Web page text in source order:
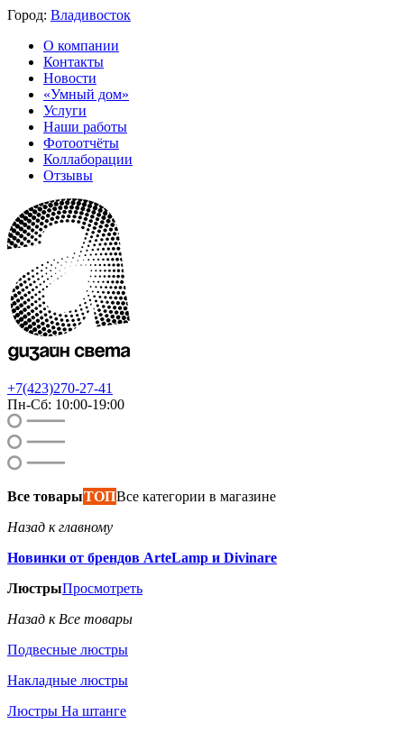
Город: Владивосток
О компании
Контакты
Новости
«Умный дом»
Услуги
Наши работы
Фотоотчёты
Коллаборации
Отзывы
+7(423)270-27-41
Пн-Сб: 10:00-19:00
Все товарыТОПВсе категории в магазине
Назад к главному
Новинки от брендов ArteLamp и Divinare
ЛюстрыПросмотреть
Назад к Все товары
Подвесные люстры
Накладные люстры
Люстры На штанге